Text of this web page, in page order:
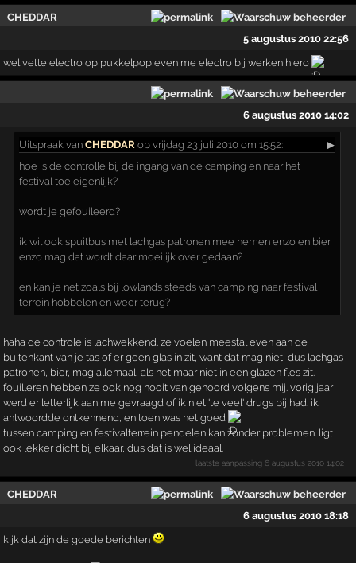
CHEDDAR
5 augustus 2010 22:56
wel vette electro op pukkelpop even me electro bij werken hiero
6 augustus 2010 14:02
Uitspraak vanCHEDDAR op vrijdag 23 juli 2010 om 15:52:
▶
hoe is de controlle bij de ingang van de camping en naar het
festival toe eigenlijk?
wordt je gefouileerd?
ik wil ook spuitbus met lachgas patronen mee nemen enzo en bier
enzo mag dat wordt daar moeilijk over gedaan?
en kan je net zoals bij lowlands steeds van camping naar festival
terrein hobbelen en weer terug?
haha de controle is lachwekkend. ze voelen meestal even aan de
buitenkant van je tas of er geen glas in zit, want dat mag niet, dus lachgas
patronen, bier, mag allemaal, als het maar niet in een glazen fles zit.
fouilleren hebben ze ook nog nooit van gehoord volgens mij. vorig jaar
werd er letterlijk aan me gevraagd of ik niet 'te veel' drugs bij had. ik
antwoordde ontkennend, en toen was het goed
tussen camping en festivalterrein pendelen kan zonder problemen. ligt
ook lekker dicht bij elkaar, dus dat is wel ideaal.
laatste aanpassing6 augustus 2010 14:02
CHEDDAR
6 augustus 2010 18:18
kijk dat zijn de goede berichten